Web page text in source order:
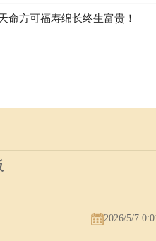
命方可福寿绵长终生富贵！
2026/5/7